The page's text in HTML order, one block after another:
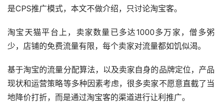
是CPS推广模式，本文不做介绍，只讨论淘宝客。
淘宝天猫平台上，卖家数量已多达1000多万家，僧多粥
少，店铺的免费流量有限，每个卖家对流量都如饥似渴。
基于淘宝的流量分配算法，以及卖家自身的品牌定位，产品
现状和运营策略等多种因素考虑，很多卖家不愿意直截了当
地降价打折，而是通过淘宝客的渠道进行让利推广。